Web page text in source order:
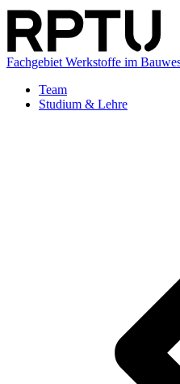
Fachgebiet Werkstoffe im
Team
Studium & Lehre